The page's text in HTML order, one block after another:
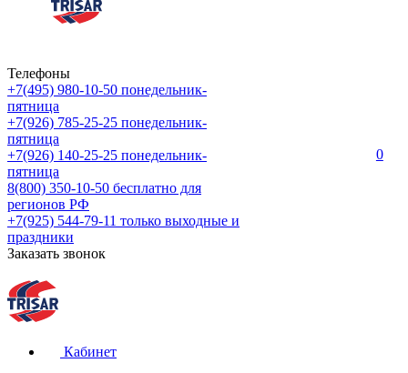
Телефоны
+7(495) 980-10-50 понедельник-
пятница
+7(926) 785-25-25 понедельник-
пятница
+7(926) 140-25-25 понедельник-
пятница
8(800) 350-10-50 бесплатно для
регионов РФ
+7(925) 544-79-11 только выходные и
праздники
Заказать звонок
0
Кабинет